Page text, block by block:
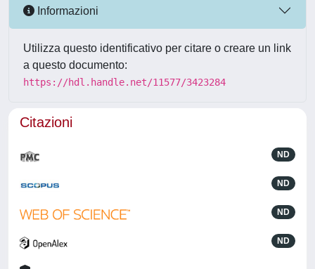
Informazioni
Utilizza questo identificativo per citare o creare un link
a questo documento:
https://hdl.handle.net/11577/3423284
Citazioni
ND
ND
ND
ND